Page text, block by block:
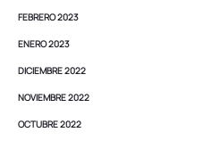
FEBRERO 2023
ENERO 2023
DICIEMBRE 2022
NOVIEMBRE 2022
OCTUBRE 2022